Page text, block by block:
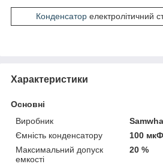
Конденсатор електролітичний
Характеристики
Основні
Виробник
Samwha
Ємність конденсатору
100 мкФ
Максимальний допуск
емкості
20 %